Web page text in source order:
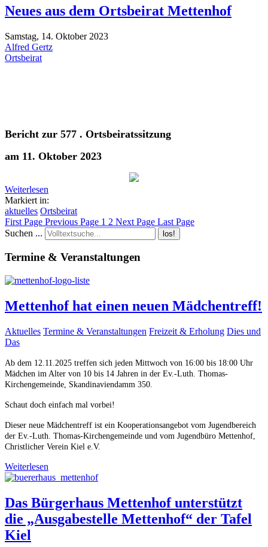
Neues aus dem Ortsbeirat Mettenhof
Samstag, 14. Oktober 2023
Alfred Gertz
Ortsbeirat
Bericht zur 577 . Ortsbeiratssitzung
am 11. Oktober 2023
Weiterlesen
Markiert in:
aktuelles Ortsbeirat
First Page Previous Page 1 2 Next Page Last Page
Suchen ...
los!
Termine & Veranstaltungen
Mettenhof hat einen neuen Mädchentreff!
Aktuelles Termine & Veranstaltungen Freizeit & Erholung Dies und
Das
Ab dem 12.11.2025 treffen sich jeden Mittwoch von 16:00 bis 18:00 Uhr
Mädchen im Alter von 10 bis 14 Jahren in der Ev.-Luth. Thomas-
Kirchengemeinde, Skandinaviendamm 350.
Schaut doch einfach mal vorbei!
Dieser neue Mädchentreff ist ein Kooperationsangebot vom Jugendbereich
der Ev.-Luth. Thomas-Kirchengemeinde und vom Jugendbüro Mettenhof,
Christlicher Verein Kiel e.V.
Weiterlesen
Das Bürgerhaus Mettenhof unterstützt
die „Ausgabestelle Mettenhof“ der Tafel
Kiel